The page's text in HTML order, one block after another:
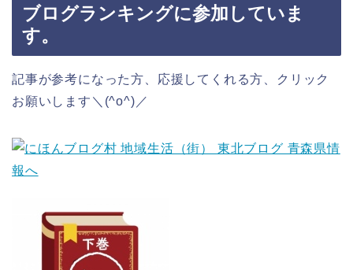
ブログランキングに参加していま
す。
記事が参考になった方、応援してくれる方、クリック
お願いします＼(^o^)／